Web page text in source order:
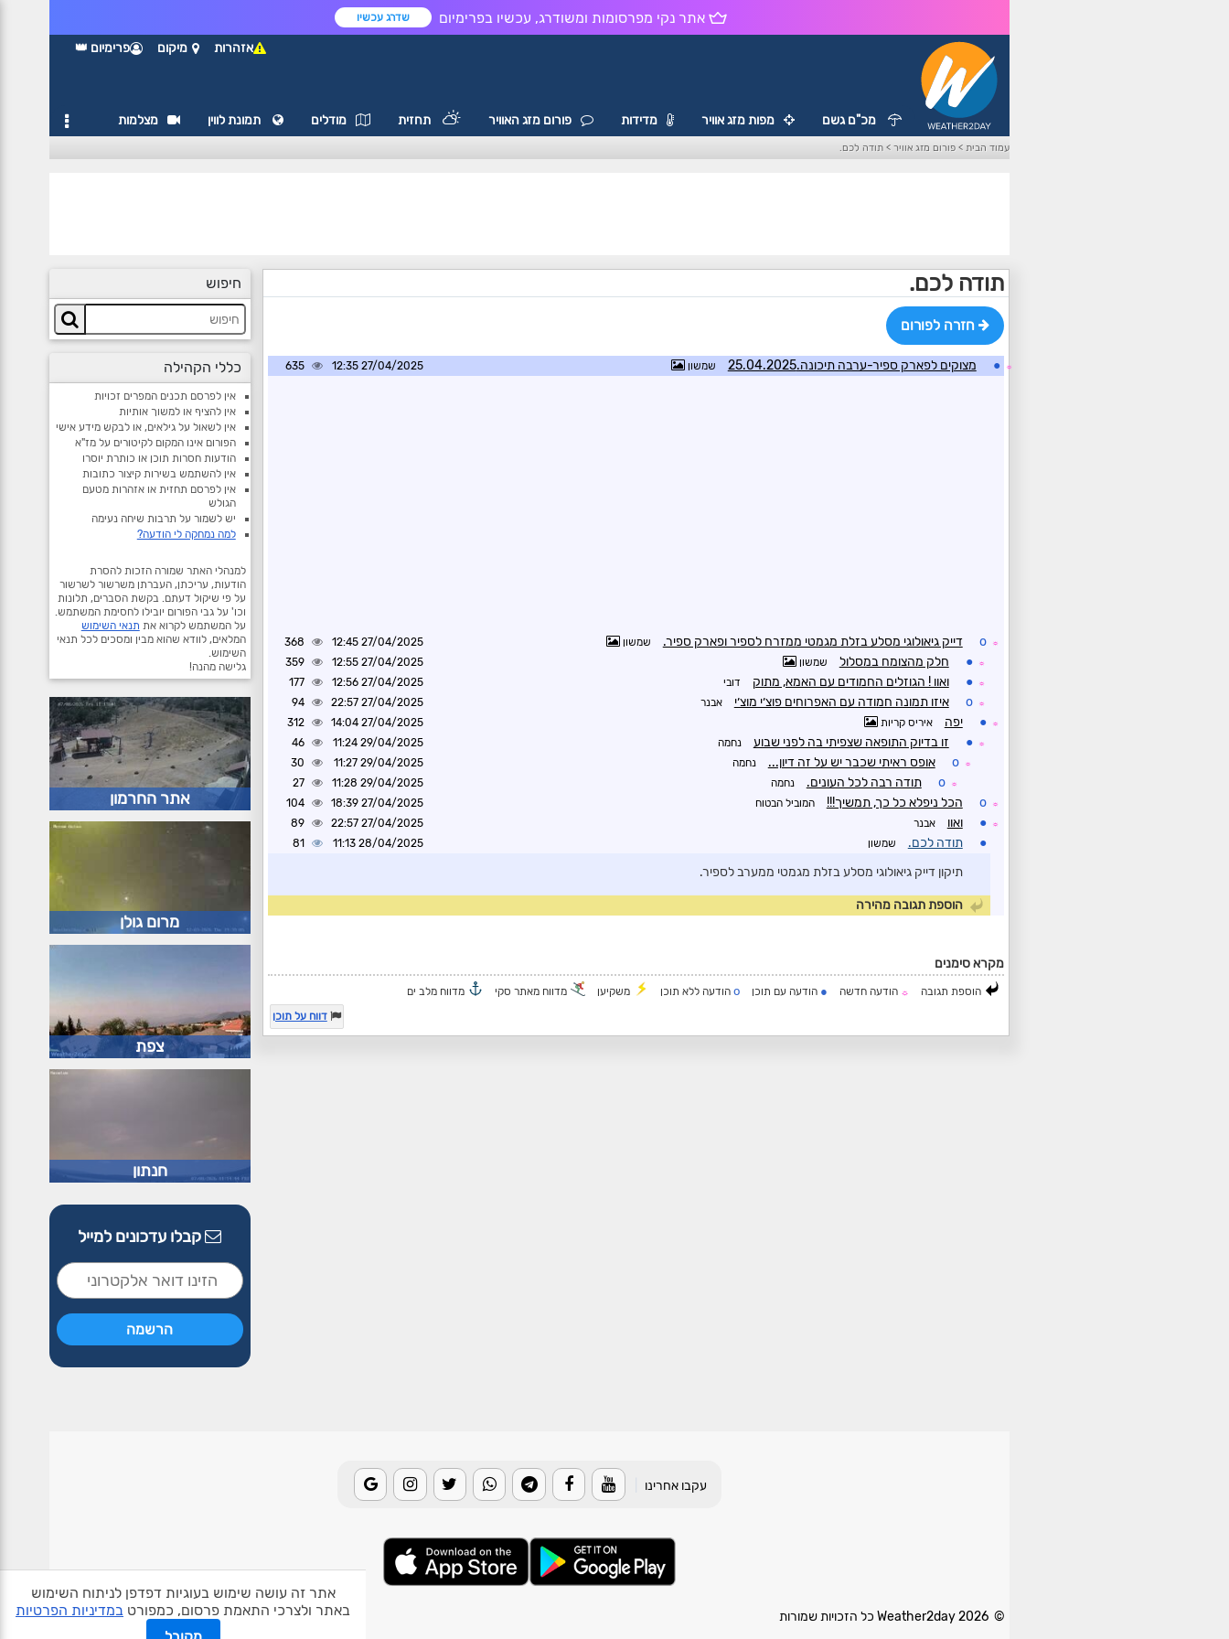
אתר זה עושה שימוש בעוגיות דפדפן לניתוח השימוש
באתר ולצרכי התאמת פרסום, כמפורט במדיניות הפרטיות
אתר נקי מפרסומות ומשודרג, עכשיו בפרימיום שדרג עכשיו
אזהרות מיקום פרימיום 👑
מכ"ם גשם מפות מזג אוויר מדידות פורום מזג האוויר תחזית מודלים תמונת לווין מצלמות
עמוד הבית >פורום מזג אוויר >תודה לכם.
תודה לכם.
חזרה לפורום
☼
● מצוקים לפארק ספיר-ערבה תיכונה.25.04.2025 שמשון 27/04/2025 12:35
635
☼
o דייק גיאולוגי מסלע בזלת מגמטי ממזרח לספיר ופארק ספיר. שמשון 27/04/2025 12:45
368
☼
● חלק מהצומח במסלול שמשון 27/04/2025 12:55
359
☼
● ואוו ! הגוזלים החמודים עם האמא, מתוק דובי 27/04/2025 12:56
177
☼
o איזו תמונה חמודה עם האפרוחים פוצ׳י מוצ׳י אבנר 27/04/2025 22:57
94
☼
● יפה איריס קריות 27/04/2025 14:04
312
☼
● זו בדיוק התופאה שצפיתי בה לפני שבוע נחמה 29/04/2025 11:24
46
☼
o אופס ראיתי שכבר יש על זה דיון... נחמה 29/04/2025 11:27
30
☼
o תודה רבה לכל העונים. נחמה 29/04/2025 11:28
27
☼
o הכל ניפלא כל כך, תמשיך!!! המוביל הבטוח 27/04/2025 18:39
104
☼
● ואוו אבנר 27/04/2025 22:57
89
● תודה לכם. שמשון 28/04/2025 11:13
81
תיקון דייק גיאולוגי מסלע בזלת מגמטי ממערב לספיר.
הוספת תגובה מהירה
מקרא סימנים
הוספת תגובה ☼ הודעה חדשה ● הודעה עם תוכן o הודעה ללא תוכן משקיען מדווח מאתר סקי
מדווח מלב ים
דווח על תוכן
חיפוש
כללי הקהילה
אין לפרסם תכנים המפרים זכויות
אין להציף או למשוך אותיות
אין לשאול על גילאים, או לבקש מידע אישי
הפורום אינו המקום לקיטורים על מז"א
הודעות חסרות תוכן או כותרת יוסרו
אין להשתמש בשירות קיצור כתובות
אין לפרסם תחזית או אזהרות מטעם
הגולש
יש לשמור על תרבות שיחה נעימה
למה נמחקה לי הודעה?
למנהלי האתר שמורה הזכות להסרת
הודעות, עריכתן, העברתן משרשור לשרשור
על פי שיקול דעתם. בקשת הסברים, תלונות
וכו' על גבי הפורום יובילו לחסימת המשתמש.
על המשתמש לקרוא את תנאי השימוש
המלאים, לוודא שהוא מבין ומסכים לכל תנאי
השימוש.
גלישה מהנה!
אתר החרמון
מרום גולן
צפת
חנתון
קבלו עדכונים למייל
עקבו אחרינו
© 2026 Weather2day כל הזכויות שמורות אודות האתר פרטיות תנאי שימוש צור קשר בעלי אתרים